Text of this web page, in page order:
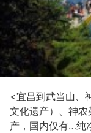
<宜昌到武当山、
文化遗产）、神
产，国内仅有…纯